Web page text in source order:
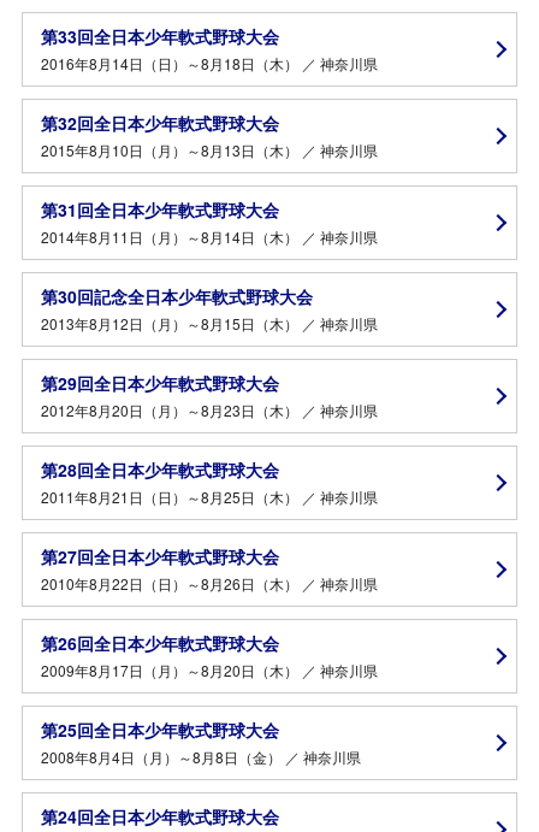
第33回全日本少年軟式野球大会
2016年8月14日（日）～8月18日（木） ／ 神奈川県
第32回全日本少年軟式野球大会
2015年8月10日（月）～8月13日（木） ／ 神奈川県
第31回全日本少年軟式野球大会
2014年8月11日（月）～8月14日（木） ／ 神奈川県
第30回記念全日本少年軟式野球大会
2013年8月12日（月）～8月15日（木） ／ 神奈川県
第29回全日本少年軟式野球大会
2012年8月20日（月）～8月23日（木） ／ 神奈川県
第28回全日本少年軟式野球大会
2011年8月21日（日）～8月25日（木） ／ 神奈川県
第27回全日本少年軟式野球大会
2010年8月22日（日）～8月26日（木） ／ 神奈川県
第26回全日本少年軟式野球大会
2009年8月17日（月）～8月20日（木） ／ 神奈川県
第25回全日本少年軟式野球大会
2008年8月4日（月）～8月8日（金） ／ 神奈川県
第24回全日本少年軟式野球大会